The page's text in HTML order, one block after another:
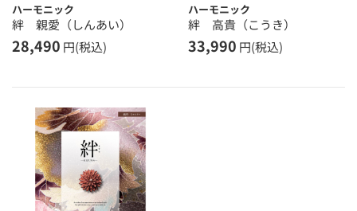
ハーモニック
絆 親愛（しんあい）
28,490 円(税込)
ハーモニック
絆 高貴（こうき）
33,990 円(税込)